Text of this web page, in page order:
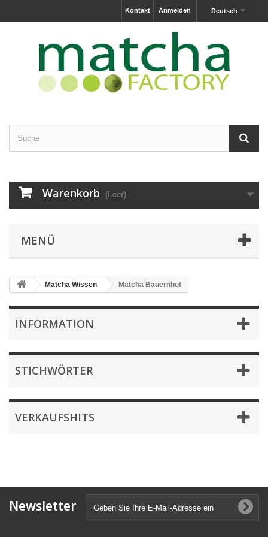
Deutsch
Anmelden
Kontakt
Warenkorb (Leer)
MENÜ
Matcha Wissen Matcha Bauernhof
INFORMATION
STICHWÖRTER
VERKAUFSHITS
Newsletter